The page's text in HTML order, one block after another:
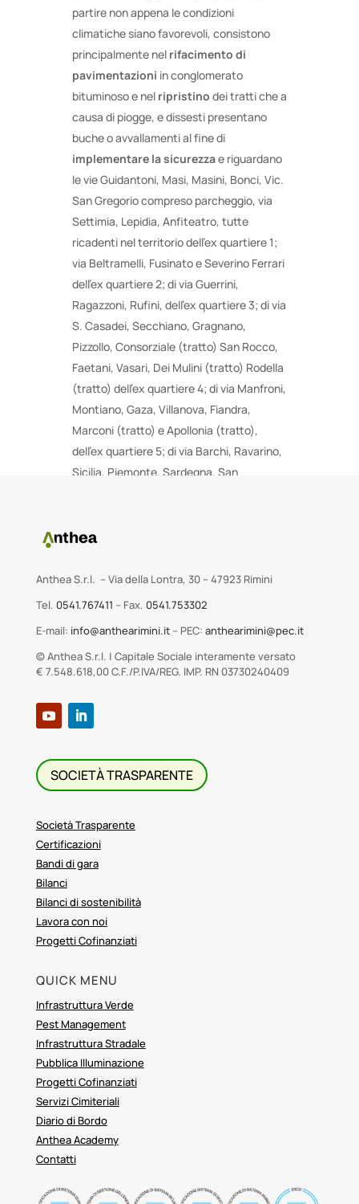
partire non appena le condizioni
climatiche siano favorevoli, consistono
principalmente nel rifacimento di
pavimentazioni in conglomerato
bituminoso e nel ripristino dei tratti che a
causa di piogge, e dissesti presentano
buche o avvallamenti al fine di
implementare la sicurezzae riguardano
le vie Guidantoni, Masi, Masini, Bonci, Vic.
San Gregorio compreso parcheggio, via
Settimia, Lepidia, Anfiteatro, tutte
ricadenti nel territorio dell’ex quartiere 1;
via Beltramelli, Fusinato e Severino Ferrari
dell’ex quartiere 2; di via Guerrini,
Ragazzoni, Rufini, dell’ex quartiere 3; di via
S. Casadei, Secchiano, Gragnano,
Pizzollo, Consorziale (tratto) San Rocco,
Faetani, Vasari, Dei Mulini (tratto) Rodella
(tratto) dell’ex quartiere 4; di via Manfroni,
Montiano, Gaza, Villanova, Fiandra,
Marconi (tratto) e Apollonia (tratto),
dell’ex quartiere 5; di via Barchi, Ravarino,
Sicilia, Piemonte, Sardegna, San
Anthea S.r.l. – Via della Lontra, 30 – 47923 Rimini
Tel. 0541.767411 – Fax. 0541.753302
E-mail: info@anthearimini.it– PEC: anthearimini@pec.it
© Anthea S.r.l. | Capitale Sociale interamente versato
€ 7.548.618,00 C.F./P.IVA/REG. IMP. RN 03730240409
SOCIETÀ TRASPARENTE
Società Trasparente
Certificazioni
Bandi di gara
Bilanci
Bilanci di sostenibilità
Lavora con noi
Progetti Cofinanziati
QUICK MENU
Infrastruttura Verde
Pest Management
Infrastruttura Stradale
Pubblica Illuminazione
Progetti Cofinanziati
Servizi Cimiteriali
Diario di Bordo
Anthea Academy
Contatti